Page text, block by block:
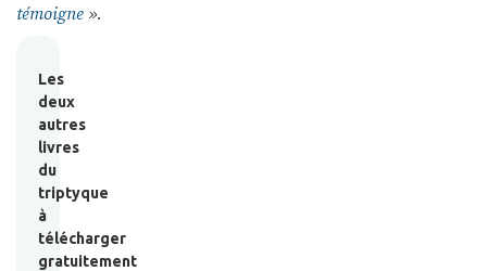
témoigne ».
Les
deux
autres
livres
du
triptyque
à
télécharger
gratuitement